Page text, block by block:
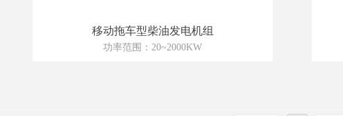
移动拖车型柴油发电机组
功率范围：20~2000KW